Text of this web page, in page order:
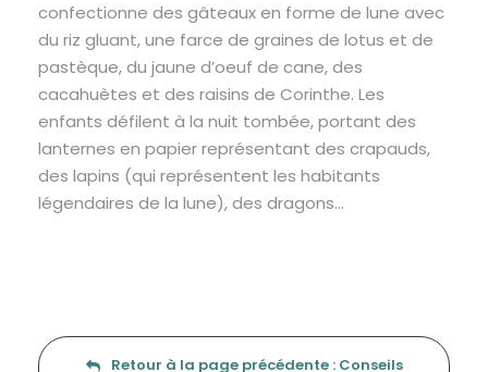
confectionne des gâteaux en forme de lune avec
du riz gluant, une farce de graines de lotus et de
pastèque, du jaune d’oeuf de cane, des
cacahuètes et des raisins de Corinthe. Les
enfants défilent à la nuit tombée, portant des
lanternes en papier représentant des crapauds,
des lapins (qui représentent les habitants
légendaires de la lune), des dragons…
Retour à la page précédente : Conseils